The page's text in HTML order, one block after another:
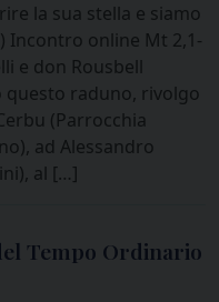
la sua stella e siamo
Incontro online Mt 2,1-
e don Rousbell
questo raduno, rivolgo
(Parrocchia
ad Alessandro
al […]
Tempo Ordinario